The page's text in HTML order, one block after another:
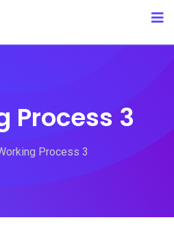
Process 3
Process 3